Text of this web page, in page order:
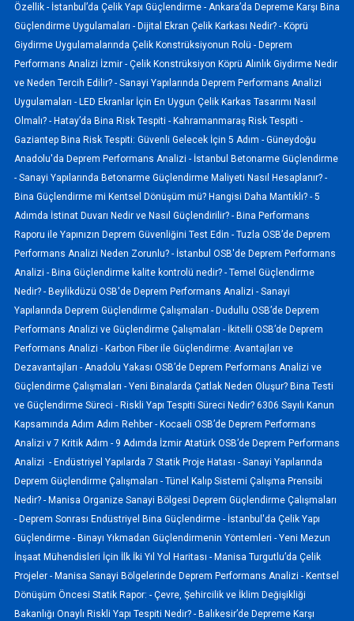
Özellik - İstanbul’da Çelik Yapı Güçlendirme - Ankara’da Depreme Karşı Bina
Güçlendirme Uygulamaları - Dijital Ekran Çelik Karkası Nedir? - Köprü
Giydirme Uygulamalarında Çelik Konstrüksiyonun Rolü - Deprem
Performans Analizi İzmir - Çelik Konstrüksiyon Köprü Alınlık Giydirme Nedir
ve Neden Tercih Edilir? - Sanayi Yapılarında Deprem Performans Analizi
Uygulamaları - LED Ekranlar İçin En Uygun Çelik Karkas Tasarımı Nasıl
Olmalı? - Hatay’da Bina Risk Tespiti - Kahramanmaraş Risk Tespiti -
Gaziantep Bina Risk Tespiti: Güvenli Gelecek İçin 5 Adım - Güneydoğu
Anadolu'da Deprem Performans Analizi - İstanbul Betonarme Güçlendirme
- Sanayi Yapılarında Betonarme Güçlendirme Maliyeti Nasıl Hesaplanır? -
Bina Güçlendirme mi Kentsel Dönüşüm mü? Hangisi Daha Mantıklı? - 5
Adımda İstinat Duvarı Nedir ve Nasıl Güçlendirilir? - Bina Performans
Raporu ile Yapınızın Deprem Güvenliğini Test Edin - Tuzla OSB’de Deprem
Performans Analizi Neden Zorunlu? - İstanbul OSB'de Deprem Performans
Analizi - Bina Güçlendirme kalite kontrolü nedir? - Temel Güçlendirme
Nedir? - Beylikdüzü OSB'de Deprem Performans Analizi - Sanayi
Yapılarında Deprem Güçlendirme Çalışmaları - Dudullu OSB’de Deprem
Performans Analizi ve Güçlendirme Çalışmaları - İkitelli OSB’de Deprem
Performans Analizi - Karbon Fiber ile Güçlendirme: Avantajları ve
Dezavantajları - Anadolu Yakası OSB’de Deprem Performans Analizi ve
Güçlendirme Çalışmaları - Yeni Binalarda Çatlak Neden Oluşur? Bina Testi
ve Güçlendirme Süreci - Riskli Yapı Tespiti Süreci Nedir? 6306 Sayılı Kanun
Kapsamında Adım Adım Rehber - Kocaeli OSB’de Deprem Performans
Analizi v 7 Kritik Adım - 9 Adımda İzmir Atatürk OSB’de Deprem Performans
Analizi - Endüstriyel Yapılarda 7 Statik Proje Hatası - Sanayi Yapılarında
Deprem Güçlendirme Çalışmaları - Tünel Kalıp Sistemi Çalışma Prensibi
Nedir? - Manisa Organize Sanayi Bölgesi Deprem Güçlendirme Çalışmaları
- Deprem Sonrası Endüstriyel Bina Güçlendirme - İstanbul'da Çelik Yapı
Güçlendirme - Binayı Yıkmadan Güçlendirmenin Yöntemleri - Yeni Mezun
İnşaat Mühendisleri İçin İlk İki Yıl Yol Haritası - Manisa Turgutlu’da Çelik
Projeler - Manisa Sanayi Bölgelerinde Deprem Performans Analizi - Kentsel
Dönüşüm Öncesi Statik Rapor: - Çevre, Şehircilik ve İklim Değişikliği
Bakanlığı Onaylı Riskli Yapı Tespiti Nedir? - Balıkesir’de Depreme Karşı